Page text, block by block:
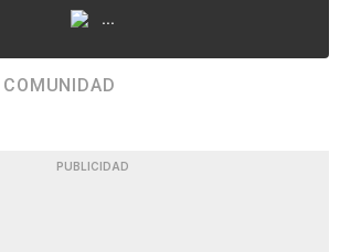
...
PUBLICIDAD